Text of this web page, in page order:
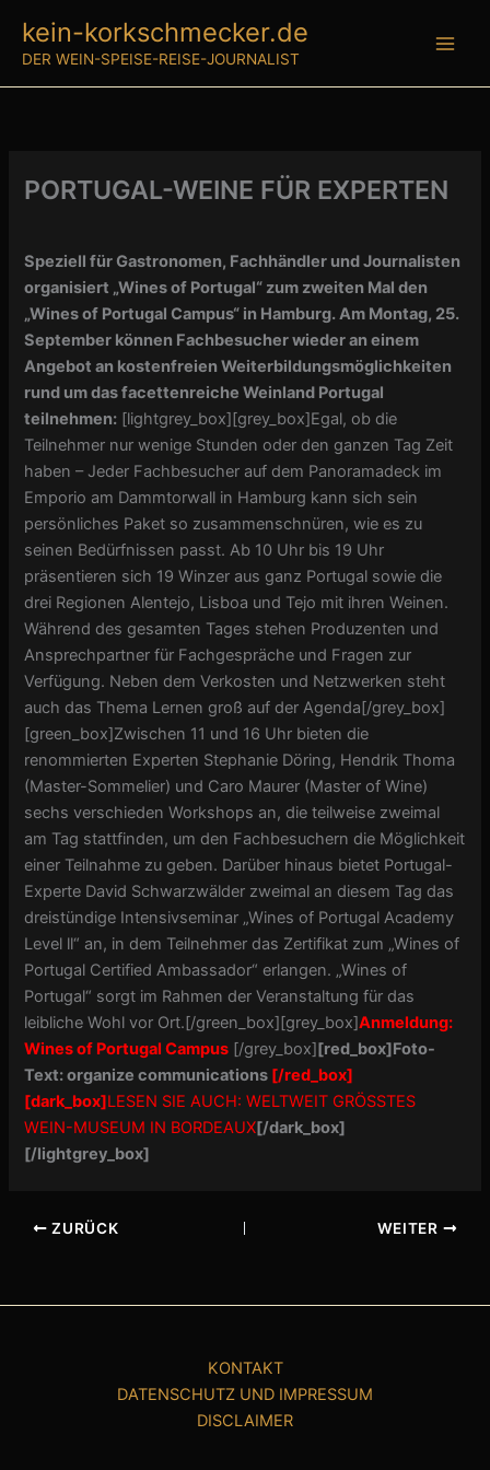
Inhalt
springen
kein-korkschmecker.de
DER WEIN-SPEISE-REISE-JOURNALIST
PORTUGAL-WEINE FÜR EXPERTEN
Speziell für Gastronomen, Fachhändler und Journalisten
organisiert „Wines of Portugal“ zum zweiten Mal den
„Wines of Portugal Campus“ in Hamburg. Am Montag, 25.
September können Fachbesucher wieder an einem
Angebot an kostenfreien Weiterbildungsmöglichkeiten
rund um das facettenreiche Weinland Portugal
teilnehmen: [lightgrey_box][grey_box]Egal, ob die
Teilnehmer nur wenige Stunden oder den ganzen Tag Zeit
haben – Jeder Fachbesucher auf dem Panoramadeck im
Emporio am Dammtorwall in Hamburg kann sich sein
persönliches Paket so zusammenschnüren, wie es zu
seinen Bedürfnissen passt. Ab 10 Uhr bis 19 Uhr
präsentieren sich 19 Winzer aus ganz Portugal sowie die
drei Regionen Alentejo, Lisboa und Tejo mit ihren Weinen.
Während des gesamten Tages stehen Produzenten und
Ansprechpartner für Fachgespräche und Fragen zur
Verfügung. Neben dem Verkosten und Netzwerken steht
auch das Thema Lernen groß auf der Agenda[/grey_box]
[green_box]Zwischen 11 und 16 Uhr bieten die
renommierten Experten Stephanie Döring, Hendrik Thoma
(Master-Sommelier) und Caro Maurer (Master of Wine)
sechs verschieden Workshops an, die teilweise zweimal
am Tag stattfinden, um den Fachbesuchern die Möglichkeit
einer Teilnahme zu geben. Darüber hinaus bietet Portugal-
Experte David Schwarzwälder zweimal an diesem Tag das
dreistündige Intensivseminar „Wines of Portugal Academy
Level ll“ an, in dem Teilnehmer das Zertifikat zum „Wines of
Portugal Certified Ambassador“ erlangen. „Wines of
Portugal“ sorgt im Rahmen der Veranstaltung für das
leibliche Wohl vor Ort.[/green_box][grey_box]Anmeldung:
Wines of Portugal Campus [/grey_box][red_box]Foto-
Text:organize communications [/red_box]
[dark_box]LESEN SIE AUCH: WELTWEIT GRÖSSTES
WEIN-MUSEUM IN BORDEAUX[/dark_box]
[/lightgrey_box]
ZURÜCK WEITER
KONTAKT
DATENSCHUTZ UND IMPRESSUM
DISCLAIMER